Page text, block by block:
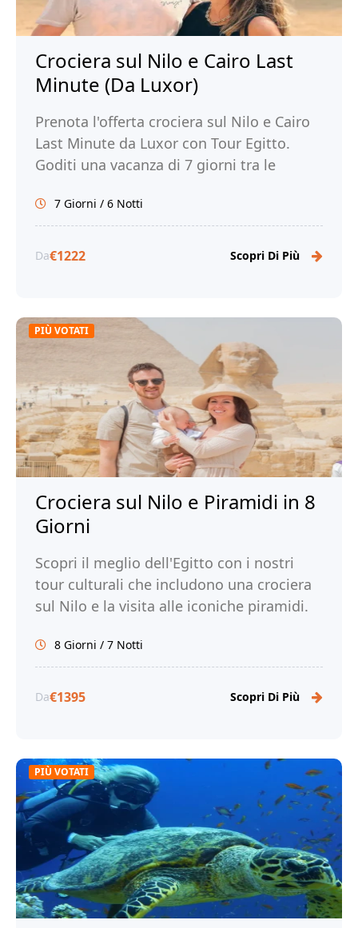
Crociera sul Nilo e Cairo Last
Minute (Da Luxor)
Prenota l'offerta crociera sul Nilo e Cairo
Last Minute da Luxor con Tour Egitto.
Goditi una vacanza di 7 giorni tra le
7 Giorni / 6 Notti
Da€1222 Scopri Di Più
PIÙ VOTATI
Crociera sul Nilo e Piramidi in 8
Giorni
Scopri il meglio dell'Egitto con i nostri
tour culturali che includono una crociera
sul Nilo e la visita alle iconiche piramidi.
Prenota ora con Tour Egitto!
8 Giorni / 7 Notti
Da€1395 Scopri Di Più
PIÙ VOTATI